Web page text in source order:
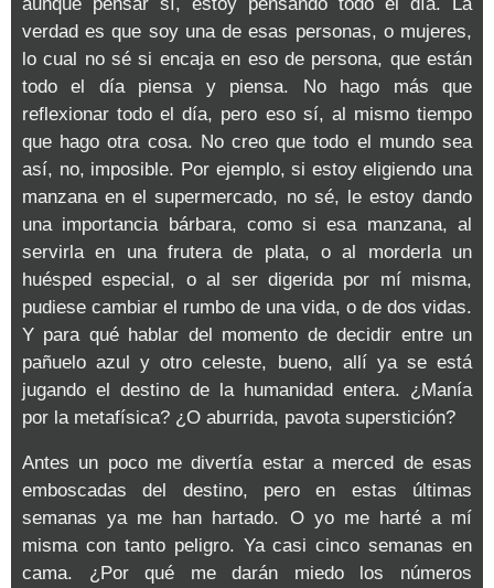
verdad es que soy una de esas personas, o mujeres,
lo cual no sé si encaja en eso de persona, que están
todo el día piensa y piensa. No hago más que
reflexionar todo el día, pero eso sí, al mismo tiempo
que hago otra cosa. No creo que todo el mundo sea
así, no, imposible. Por ejemplo, si estoy eligiendo una
manzana en el supermercado, no sé, le estoy dando
una importancia bárbara, como si esa manzana, al
servirla en una frutera de plata, o al morderla un
huésped especial, o al ser digerida por mí misma,
pudiese cambiar el rumbo de una vida, o de dos vidas.
Y para qué hablar del momento de decidir entre un
pañuelo azul y otro celeste, bueno, allí ya se está
jugando el destino de la humanidad entera. ¿Manía
por la metafísica? ¿O aburrida, pavota superstición?
Antes un poco me divertía estar a merced de esas
emboscadas del destino, pero en estas últimas
semanas ya me han hartado. O yo me harté a mí
misma con tanto peligro. Ya casi cinco semanas en
cama. ¿Por qué me darán miedo los números